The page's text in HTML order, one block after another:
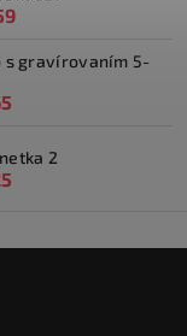
s gravírovaním 5-
2